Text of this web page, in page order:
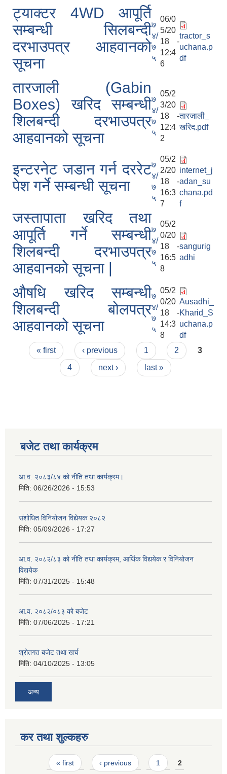
ट्याक्टर 4WD आपूर्ति
सम्बन्धी सिलबन्दी
दरभाउपत्र आहवानको
सूचना
७
४/
७
५
06/0
5/20
18 -
12:4
6
tractor_s
uchana.p
df
तारजाली (Gabin
Boxes) खरिद सम्बन्धी
शिलबन्दी दरभाउपत्र
आहवानको सूचना
७
४/
७
५
05/2
3/20
18 -
12:4
2
तारजाली_
खरिद.pdf
इन्टरनेट जडान गर्न दररेट
पेश गर्ने सम्बन्धी सूचना
७
४/
७
५
05/2
2/20
18 -
16:3
7
internet_j
adan_su
chana.pd
f
जस्तापाता खरिद तथा
आपूर्ति गर्ने सम्बन्धी
शिलबन्दी दरभाउपत्र
आहवानको सूचना |
७
४/
७
५
05/2
0/20
18 -
16:5
8
sangurig
adhi
औषधि खरिद सम्बन्धी
शिलबन्दी बोलपत्र
आहवानको सूचना
७
४/
७
५
05/2
0/20
18 -
14:3
8
Ausadhi_
Kharid_S
uchana.p
df
Pages
« first ‹ previous 1 2
3
4
next › last »
बजेट तथा कार्यक्रम
आ.व. २०८३/८४ को नीति तथा कार्यक्रम।
मिति: 06/26/2026 - 15:53
संशोधित विनियोजन विद्येयक २०८२
मिति: 05/09/2026 - 17:27
आ.व. २०८२/८३ को नीति तथा कार्यक्रम, आर्थिक विद्ययेक र विनियोजन
विद्ययेक
मिति: 07/31/2025 - 15:48
आ.व. २०८२/०८३ को बजेट
मिति: 07/06/2025 - 17:21
श्रोतगत बजेट तथा खर्च
मिति: 04/10/2025 - 13:05
अन्य
कर तथा शुल्कहरु
Pages« first ‹ previous 1 2